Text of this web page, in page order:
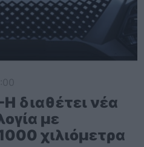
διαθέτει νέα
με
χιλιόμετρα